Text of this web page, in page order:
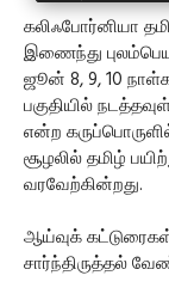
கலிஃபோர்னியா
இணைந்து
ஜூன் 8, 9, 10
பகுதியில்
என்ற
சூழலில் தமிழ்
வரவேற்கின்றது.
ஆய்வுக்
சார்ந்திருத்தல்